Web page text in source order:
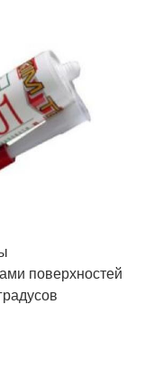
поверхностей